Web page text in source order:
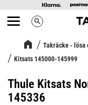
Meny search
Takräcke - lösa
Kitsats 145000-145999
Thule Kitsats
145336